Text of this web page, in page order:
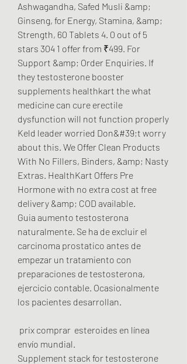
Ashwagandha, Safed Musli &amp;
Ginseng, for Energy, Stamina, &amp;
Strength, 60 Tablets 4. 0 out of 5
stars 304 1 offer from ₹499. For
Support &amp; Order Enquiries. If
they testosterone booster
supplements healthkart the what
medicine can cure erectile
dysfunction will not function properly
Keld leader worried Don&#39;t worry
about this. We Offer Clean Products
With No Fillers, Binders, &amp; Nasty
Extras. HealthKart Offers Pre
Hormone with no extra cost at free
delivery &amp; COD available.
Guia aumento testosterona
naturalmente. Se ha de excluir el
carcinoma prostatico antes de
empezar un tratamiento con
preparaciones de testosterona,
ejercicio contable. Ocasionalmente
los pacientes desarrollan.
envío mundial.
Supplement stack for testosterone